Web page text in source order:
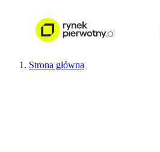
Strona główna